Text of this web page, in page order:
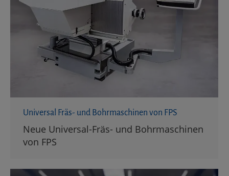
Universal Fräs- und Bohrmaschinen von FPS
Neue Universal-Fräs- und Bohrmaschinen
von FPS